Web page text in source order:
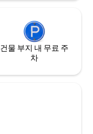
건물 부지 내 무료 주
차